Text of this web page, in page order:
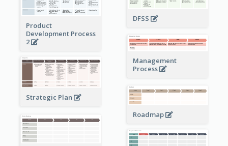
Product
Development Process
2
DFSS
Management
Process
Strategic Plan
Roadmap